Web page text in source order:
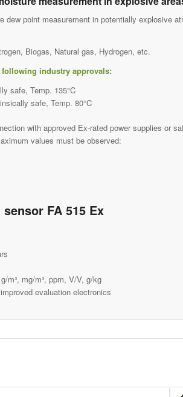
dew point measurement in potentially explosive
Biogas, Natural gas, Hydrogen, etc.
industry approvals:
safe, Temp. 135°C
safe, Temp. 80°C
with approved Ex-rated power supplies or
values must be observed:
FA 515 Ex
m³, mg/m³, ppm, V/V, g/kg
evaluation electronics